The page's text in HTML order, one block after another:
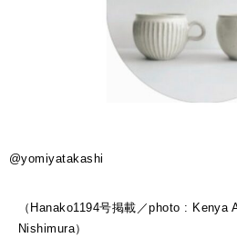
@yomiyatakashi
（Hanako1194号掲載／photo :
Nishimura）